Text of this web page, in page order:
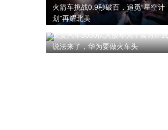
火箭车挑战0.9秒破百，追觅“星空计
划”再耀北美
长安汽车3000亿入股华为？官方正式
说法来了，华为要做火车头